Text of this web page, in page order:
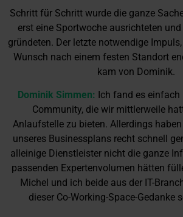
Schritt für Schritt wurde die ganze
erst eine Sportwoche ausrichteten
gründeten. Der letzte notwendige
Wunsch nach einem festen Standort
kam von Dominik.
Dominik Simmen: Ich fand es
Community, die wir mittlerweile
Anlaufstelle zu bieten. Allerdings
unseres Businessplans recht schnell
alleinige Dienstleister nicht die ganze
passenden Expertenvolumen hätten
Michel und ich beide aus der IT-
dieser Co-Working-Space-Gedanke